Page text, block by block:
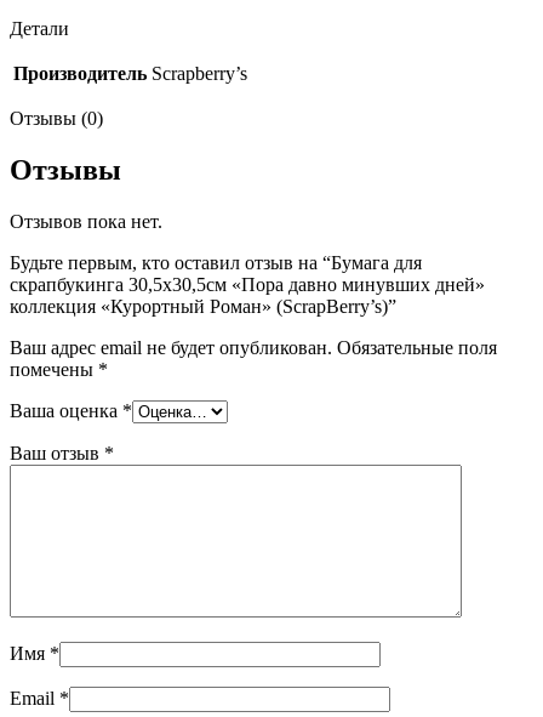
Детали
Производитель Scrapberry’s
Отзывы (0)
Отзывы
Отзывов пока нет.
Будьте первым, кто оставил отзыв на “Бумага для
скрапбукинга 30,5х30,5см «Пора давно минувших дней»
коллекция «Курортный Роман» (ScrapBerry’s)”
Ваш адрес email не будет опубликован. Обязательные поля
помечены *
Ваша оценка *
Ваш отзыв *
Имя *
Email *